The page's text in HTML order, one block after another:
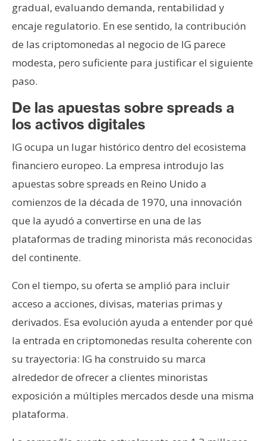
gradual, evaluando demanda, rentabilidad y
encaje regulatorio. En ese sentido, la contribución
de las criptomonedas al negocio de IG parece
modesta, pero suficiente para justificar el siguiente
paso.
De las apuestas sobre spreads a
los activos digitales
IG ocupa un lugar histórico dentro del ecosistema
financiero europeo. La empresa introdujo las
apuestas sobre spreads en Reino Unido a
comienzos de la década de 1970, una innovación
que la ayudó a convertirse en una de las
plataformas de trading minorista más reconocidas
del continente.
Con el tiempo, su oferta se amplió para incluir
acceso a acciones, divisas, materias primas y
derivados. Esa evolución ayuda a entender por qué
la entrada en criptomonedas resulta coherente con
su trayectoria: IG ha construido su marca
alrededor de ofrecer a clientes minoristas
exposición a múltiples mercados desde una misma
plataforma.